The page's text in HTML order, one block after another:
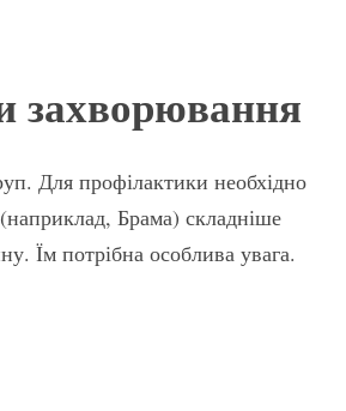
захворювання
Для профілактики необхідно
Брама) складніше
Їм потрібна особлива увага.